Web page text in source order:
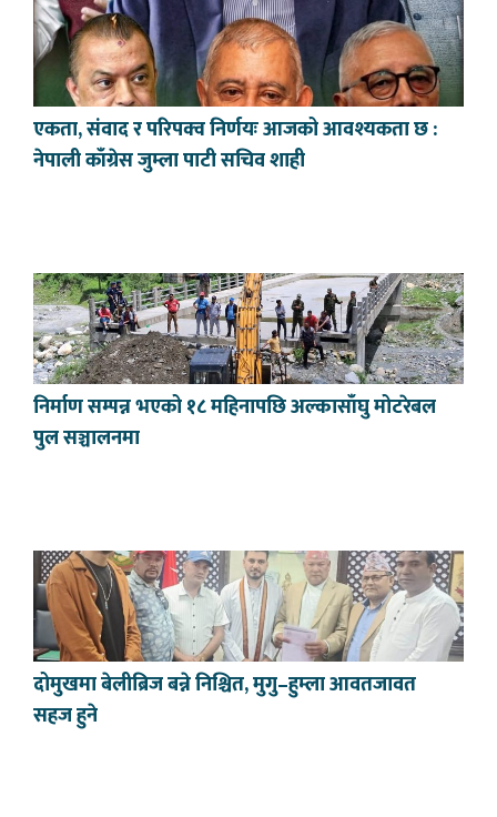
एकता, संवाद र परिपक्व निर्णयः आजको आवश्यकता छ :
नेपाली काँग्रेस जुम्ला पाटी सचिव शाही
निर्माण सम्पन्न भएको १८ महिनापछि अल्कासाँघु मोटरेबल
पुल सञ्चालनमा
दोमुखमा बेलीब्रिज बन्ने निश्चित, मुगु–हुम्ला आवतजावत
सहज हुने